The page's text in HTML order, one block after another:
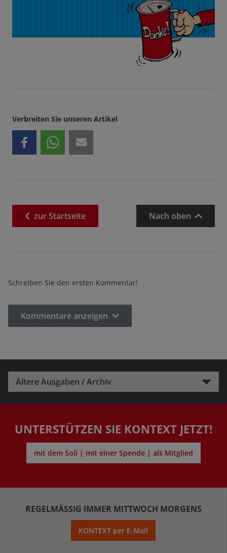
Verbreiten Sie unseren Artikel
zurStartseite Nach oben
Schreiben Sie den ersten Kommentar!
Kommentare anzeigen
Ältere Ausgaben / Archiv
UNTERSTÜTZEN SIE KONTEXT JETZT!
mit dem Soli | mit einer Spende | als Mitglied
REGELMÄSSIG IMMER MITTWOCH MORGENS
KONTEXT per E-Mail